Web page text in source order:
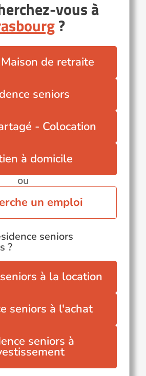
vous à
?
de retraite
seniors
- Colocation
à domicile
ou
un emploi
seniors
?
à la location
seniors à l'achat
seniors à